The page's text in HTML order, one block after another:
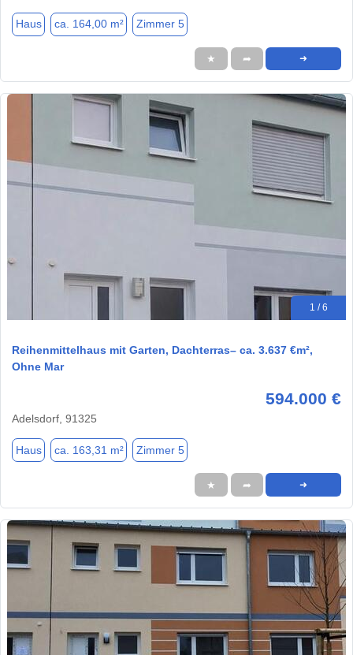
Haus ca. 164,00 m² Zimmer 5
★ ➦ ➜
1 / 6
Reihenmittelhaus mit Garten, Dachterras– ca. 3.637 €m²,
Ohne Mar
594.000 €
Adelsdorf, 91325
Haus ca. 163,31 m² Zimmer 5
★ ➦ ➜